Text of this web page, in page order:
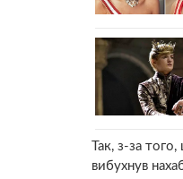
Так, з-за
вибухнув